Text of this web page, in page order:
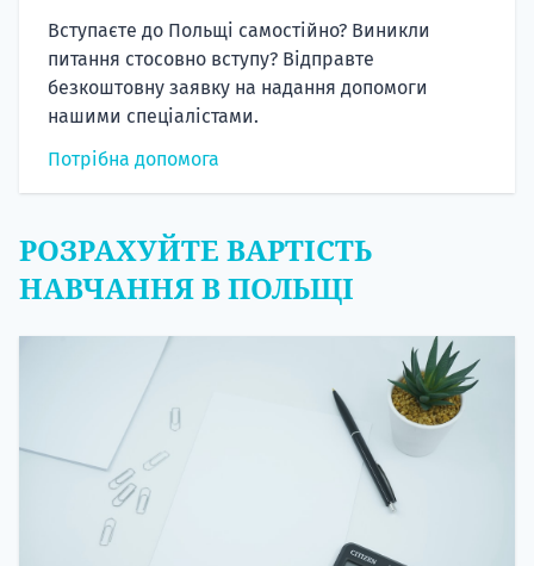
Вступаєте до Польщі самостійно? Виникли
питання стосовно вступу? Відправте
безкоштовну заявку на надання допомоги
нашими спеціалістами.
Потрібна допомога
РОЗРАХУЙТЕ ВАРТІСТЬ
НАВЧАННЯ В ПОЛЬЩІ